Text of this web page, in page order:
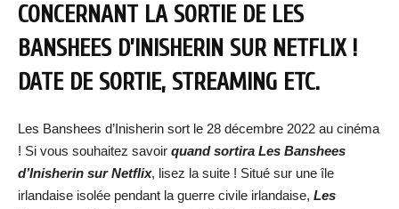
CONCERNANT LA SORTIE DE LES
BANSHEES D’INISHERIN SUR NETFLIX !
DATE DE SORTIE, STREAMING ETC.
Les Banshees d’Inisherin sort le 28 décembre 2022 au cinéma
! Si vous souhaitez savoir quand sortira Les Banshees
d’Inisherin sur Netflix, lisez la suite ! Situé sur une île
irlandaise isolée pendant la guerre civile irlandaise, Les